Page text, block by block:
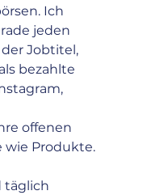
Ich
jeden
Jobtitel,
bezahlte
offenen
wie Produkte.
täglich